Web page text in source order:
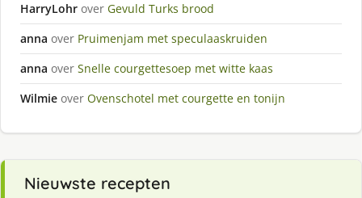
HarryLohr over Gevuld Turks brood
anna over Pruimenjam met speculaaskruiden
anna over Snelle courgettesoep met witte kaas
Wilmie over Ovenschotel met courgette en tonijn
Nieuwste recepten